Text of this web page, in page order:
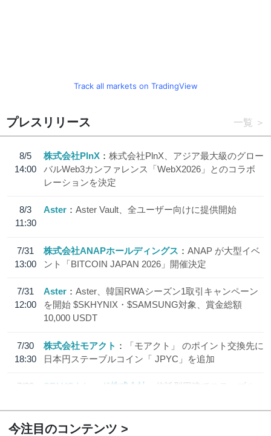
Track all markets on TradingView
プレスリリース 一覧
8/5
14:00
株式会社PlnX
株式会社PlnX、アジア最大級のグロー
バルWeb3カンファレンス「WebX2026」とのコラボ
レーションを決定
8/3
11:30
Aster Aster Vault、全ユーザー向けに提供開始
7/31
13:00
株式会社ANAPホールディングス
ANAP が大型イベ
ント「BITCOIN JAPAN 2026」開催決定
7/31
12:00
Aster
Aster、韓国RWAシーズン1取引キャンペーン
を開始 $SKHYNIX・$SAMSUNG対象、賞金総額
10,000 USDT
7/30
18:30
株式会社モアクト
「モアクト」 のポイント交換先に
日本円ステーブルコイン「 JPYC」を追加
7/29
SBI VCトレード株式会社
信託型円建てステーブル
今注目のコンテンツ